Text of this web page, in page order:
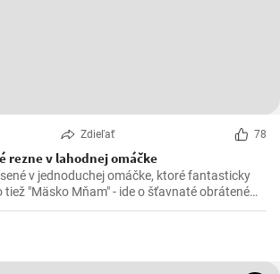
Zdieľať 78
rezne v lahodnej omáčke
v jednoduchej omáčke, ktoré fantasticky
"Mäsko Mňam" - ide o šťavnaté obrátené